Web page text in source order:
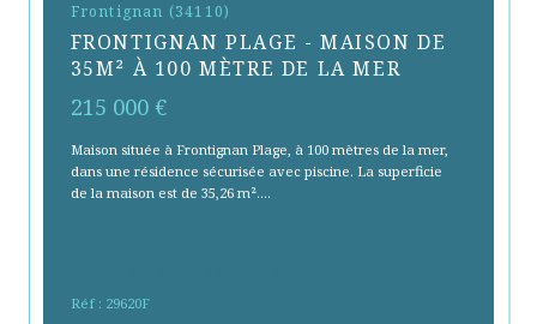
Frontignan (34110)
FRONTIGNAN PLAGE - MAISON DE
35M² À 100 MÈTRE DE LA MER
215 000 €
Maison située à Frontignan Plage, à 100 mètres de la mer,
dans une résidence sécurisée avec piscine. La superficie
de la maison est de 35,26 m²....
Réf : 29620F